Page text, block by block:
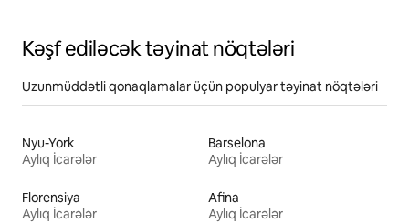
Kəşf ediləcək təyinat nöqtələri
Uzunmüddətli qonaqlamalar üçün populyar təyinat nöqtələri
Nyu-York
Aylıq İcarələr
Barselona
Aylıq İcarələr
Florensiya
Aylıq İcarələr
Afina
Aylıq İcarələr